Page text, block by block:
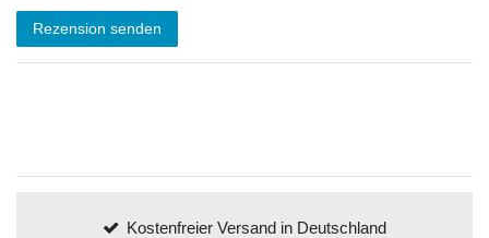
Rezension senden
Kostenfreier Versand in Deutschland